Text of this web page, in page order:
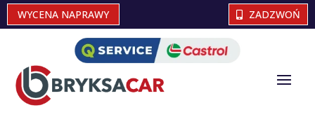
WYCENA NAPRAWY ZADZWOŃ